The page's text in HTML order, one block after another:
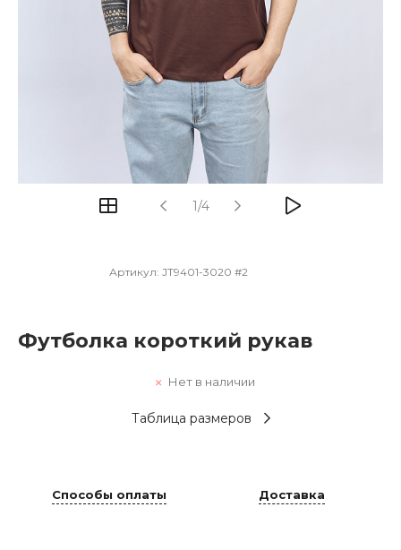
1/4
Артикул: JT9401-3020 #2
Футболка короткий рукав
Нет в наличии
Таблица размеров
Способы оплаты Доставка